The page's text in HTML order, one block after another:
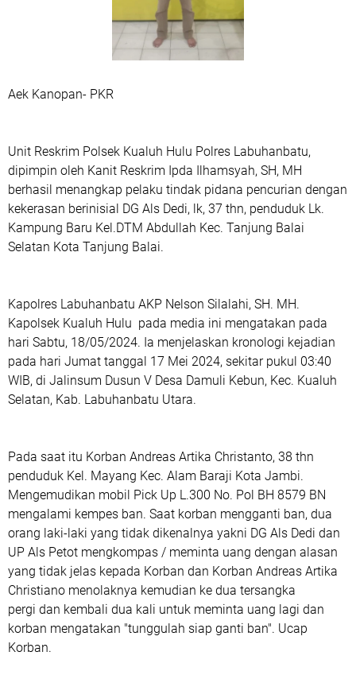
Aek Kanopan- PKR
Unit Reskrim Polsek Kualuh Hulu Polres Labuhanbatu,
dipimpin oleh Kanit Reskrim Ipda Ilhamsyah, SH, MH
berhasil menangkap pelaku tindak pidana pencurian dengan
kekerasan berinisial DG Als Dedi, lk, 37 thn, penduduk Lk.
Kampung Baru Kel.DTM Abdullah Kec. Tanjung Balai
Selatan Kota Tanjung Balai.
Kapolres Labuhanbatu AKP Nelson Silalahi, SH. MH.
Kapolsek Kualuh Hulu pada media ini mengatakan pada
hari Sabtu, 18/05/2024. Ia menjelaskan kronologi kejadian
pada hari Jumat tanggal 17 Mei 2024, sekitar pukul 03:40
WIB, di Jalinsum Dusun V Desa Damuli Kebun, Kec. Kualuh
Selatan, Kab. Labuhanbatu Utara.
Pada saat itu Korban Andreas Artika Christanto, 38 thn
penduduk Kel. Mayang Kec. Alam Baraji Kota Jambi.
Mengemudikan mobil Pick Up L.300 No. Pol BH 8579 BN
mengalami kempes ban. Saat korban mengganti ban, dua
orang laki-laki yang tidak dikenalnya yakni DG Als Dedi dan
UP Als Petot mengkompas / meminta uang dengan alasan
yang tidak jelas kepada Korban dan Korban Andreas Artika
Christiano menolaknya kemudian ke dua tersangka
pergi dan kembali dua kali untuk meminta uang lagi dan
korban mengatakan "tunggulah siap ganti ban". Ucap
Korban.